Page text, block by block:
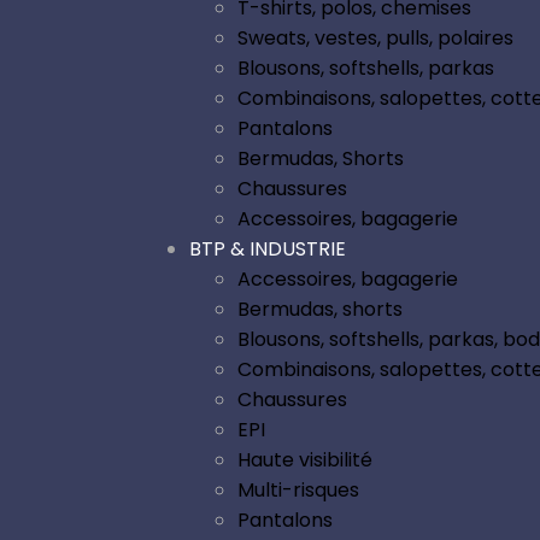
T-shirts, polos, chemises
Sweats, vestes, pulls, polaires
Blousons, softshells, parkas
Combinaisons, salopettes,
Pantalons
Bermudas, Shorts
Chaussures
Accessoires, bagagerie
BTP & INDUSTRIE
Accessoires, bagagerie
Bermudas, shorts
Blousons, softshells, parkas,
Combinaisons, salopettes,
Chaussures
EPI
Haute visibilité
Multi-risques
Pantalons